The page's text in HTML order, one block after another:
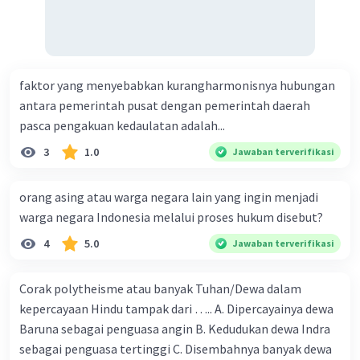
faktor yang menyebabkan kurangharmonisnya hubungan
antara pemerintah pusat dengan pemerintah daerah
pasca pengakuan kedaulatan adalah...
3 1.0 Jawaban terverifikasi
orang asing atau warga negara lain yang ingin menjadi
warga negara Indonesia melalui proses hukum disebut?
4 5.0 Jawaban terverifikasi
Corak polytheisme atau banyak Tuhan/Dewa dalam
kepercayaan Hindu tampak dari ….. A. Dipercayainya dewa
Baruna sebagai penguasa angin B. Kedudukan dewa Indra
sebagai penguasa tertinggi C. Disembahnya banyak dewa